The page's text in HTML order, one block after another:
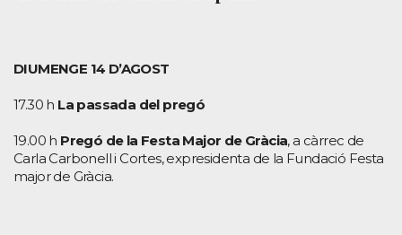
DIUMENGE 14 D’AGOST
17.30 h La passada del pregó
19.00 h Pregó de la Festa Major de Gràcia, a càrrec de
Carla Carbonell i Cortes, expresidenta de la Fundació Festa
major de Gràcia.